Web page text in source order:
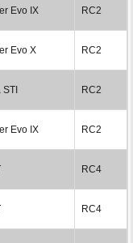
Evo IX RC2
Evo X RC2
RC2
Evo IX RC2
RC4
RC4